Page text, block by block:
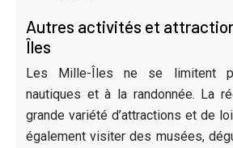
Autres activités et
Îles
Les Mille-Îles ne se limitent
nautiques et à la randonnée. La
grande variété d’attractions et de
également visiter des musées,